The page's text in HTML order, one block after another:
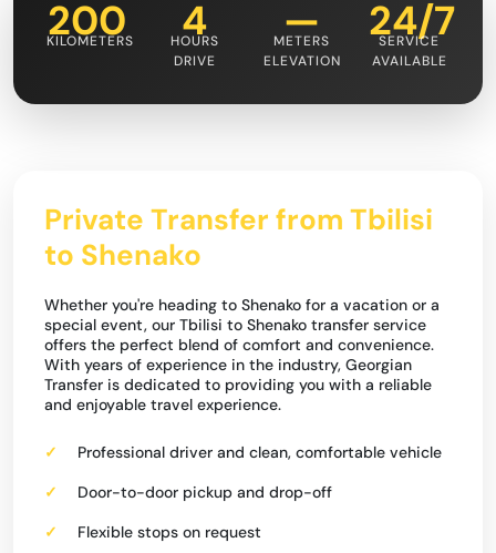
200
KILOMETERS 4
HOURS
DRIVE
—
METERS
ELEVATION
24/7
SERVICE
AVAILABLE
Private Transfer from Tbilisi
to Shenako
Whether you're heading to Shenako for a vacation or a
special event, our Tbilisi to Shenako transfer service
offers the perfect blend of comfort and convenience.
With years of experience in the industry, Georgian
Transfer is dedicated to providing you with a reliable
and enjoyable travel experience.
Professional driver and clean, comfortable vehicle
Door-to-door pickup and drop-off
Flexible stops on request